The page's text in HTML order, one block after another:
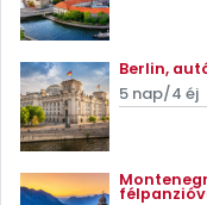
Berlin,
5 nap/4 éj